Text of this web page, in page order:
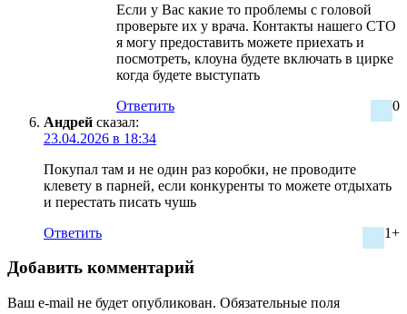
Если у Вас какие то проблемы с головой
проверьте их у врача. Контакты нашего СТО
я могу предоставить можете приехать и
посмотреть, клоуна будете включать в цирке
когда будете выступать
0
Ответить
Андрей сказал:
23.04.2026 в 18:34
Покупал там и не один раз коробки, не проводите
клевету в парней, если конкуренты то можете отдыхать
и перестать писать чушь
1+
Ответить
Добавить комментарий
Ваш e-mail не будет опубликован. Обязательные поля